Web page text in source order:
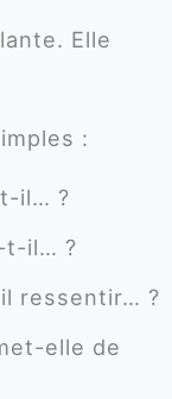
Elle
:
t-il… ?
t-il… ?
ressentir… ?
elle de